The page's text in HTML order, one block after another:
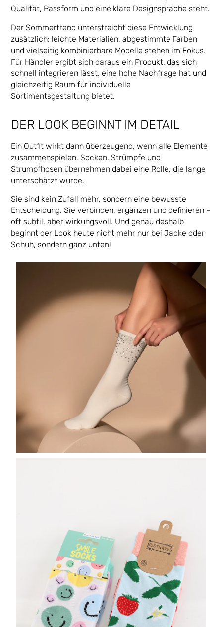
Qualität, Passform und eine klare Designsprache steht.
Der Sommertrend unterstreicht diese Entwicklung
zusätzlich: leichte Materialien, abgestimmte Farben
und vielseitig kombinierbare Modelle stehen im Fokus.
Für Händler ergibt sich daraus ein Produkt, das sich
schnell integrieren lässt, eine hohe Nachfrage hat und
gleichzeitig Raum für individuelle
Sortimentsgestaltung bietet.
DER LOOK BEGINNT IM DETAIL
Ein Outfit wirkt dann überzeugend, wenn alle Elemente
zusammenspielen. Socken, Strümpfe und
Strumpfhosen übernehmen dabei eine Rolle, die lange
unterschätzt wurde.
Sie sind kein Zufall mehr, sondern eine bewusste
Entscheidung. Sie verbinden, ergänzen und definieren –
oft subtil, aber wirkungsvoll. Und genau deshalb
beginnt der Look heute nicht mehr nur bei Jacke oder
Schuh, sondern ganz unten!